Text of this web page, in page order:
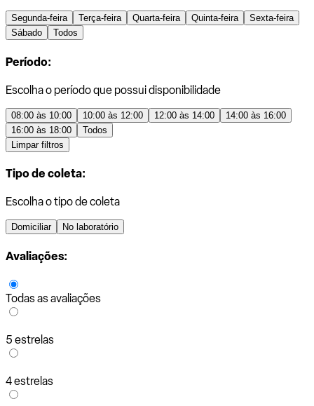
Segunda-feira Terça-feira Quarta-feira Quinta-feira
Sexta-feira
Sábado
Todos
Período:
Escolha o período que possui disponibilidade
08:00 às 10:00 10:00 às 12:00 12:00 às 14:00
14:00 às 16:00
16:00 às 18:00
Todos
Limpar filtros
Tipo de coleta:
Escolha o tipo de coleta
Domiciliar No laboratório
Avaliações:
Todas as avaliações
5 estrelas
4 estrelas